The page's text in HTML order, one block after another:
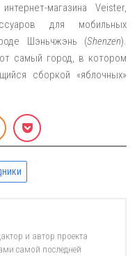
магазина Veister,
для мобильных
Шэньчжэнь (Shenzen).
самый город, в котором
сборкой «яблочных»
и автор проекта
самой последней